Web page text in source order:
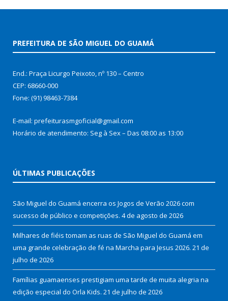
PREFEITURA DE SÃO MIGUEL DO GUAMÁ
End.: Praça Licurgo Peixoto, nº 130 – Centro
CEP: 68660-000
Fone: (91) 98463-7384
E-mail: prefeiturasmgoficial@gmail.com
Horário de atendimento: Seg à Sex – Das 08:00 as 13:00
ÚLTIMAS PUBLICAÇÕES
São Miguel do Guamá encerra os Jogos de Verão 2026 com
sucesso de público e competições. 4 de agosto de 2026
Milhares de fiéis tomam as ruas de São Miguel do Guamá em
uma grande celebração de fé na Marcha para Jesus 2026. 21 de
julho de 2026
Famílias guamaenses prestigiam uma tarde de muita alegria na
edição especial do Orla Kids. 21 de julho de 2026